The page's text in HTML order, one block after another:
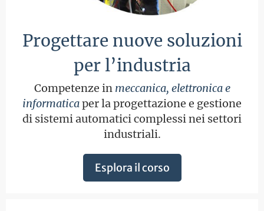
Progettare nuove soluzioni
per l’industria
Competenze in meccanica, elettronica e
informaticaper la progettazione e gestione
di sistemi automatici complessi nei settori
industriali.
Esplora il corso